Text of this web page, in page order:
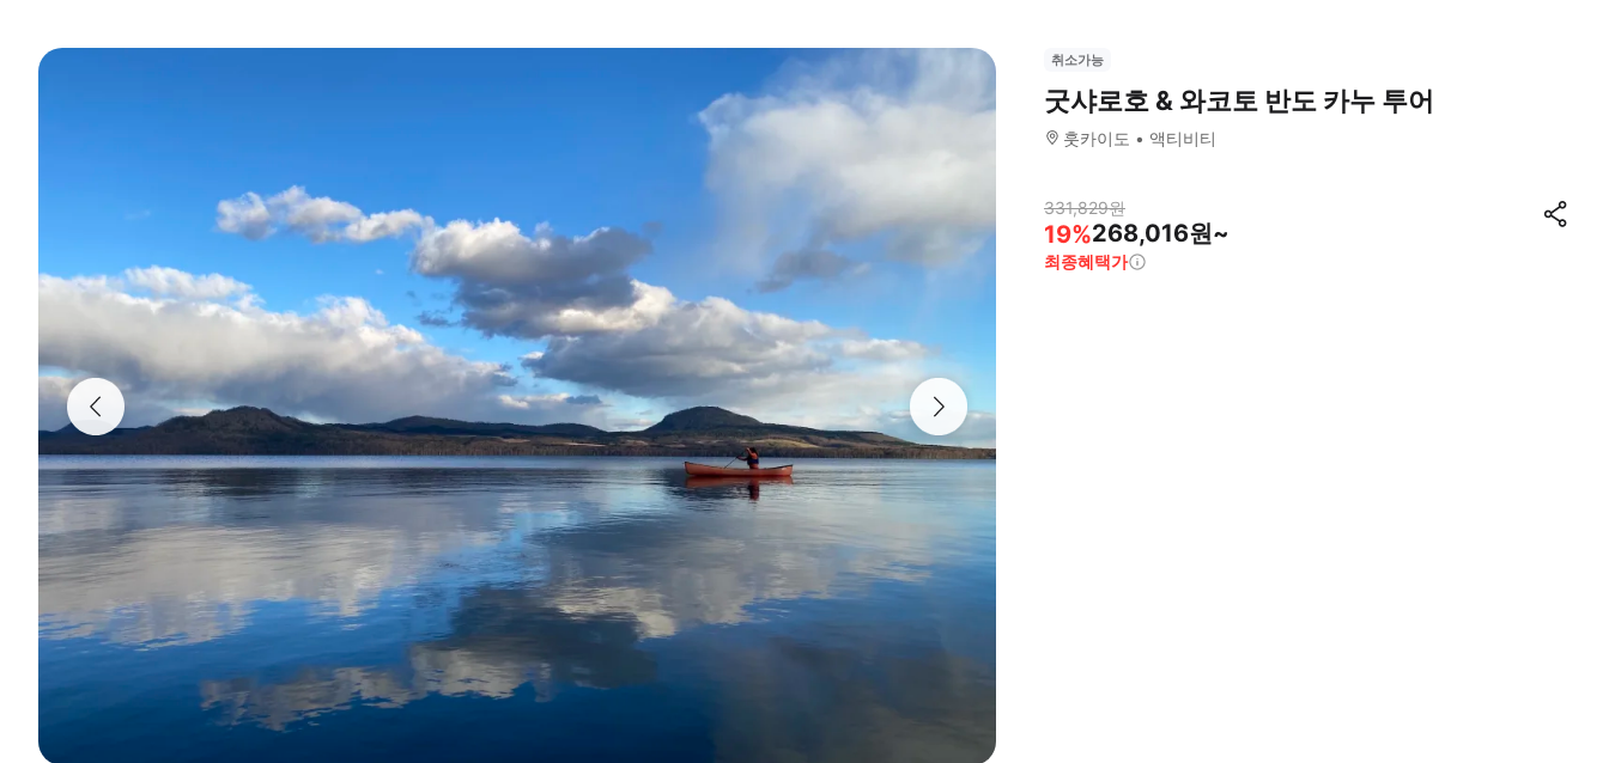
취소가능
굿샤로호 & 와코토 반도 카누 투어
훗카이도 액티비티
331,829원
19%268,016원~
최종혜택가